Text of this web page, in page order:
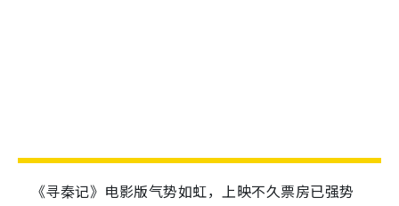
《寻秦记》电影版气势如虹，上映不久票房已强势